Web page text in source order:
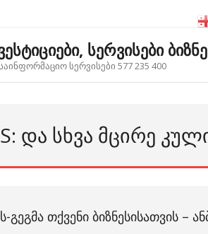
სერვისები
სერვისები 577 235 400
ᲓᲐ ᲡᲮᲕᲐ ᲛᲪᲘᲠᲔ
ᲒᲔᲒᲛᲐ ᲗᲥᲕᲔᲜᲘ ᲑᲘᲖᲜᲔᲡᲘᲡᲐᲗᲕᲘᲡ –